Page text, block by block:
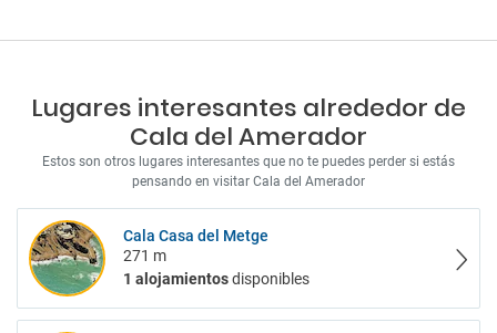
Lugares interesantes alrededor de
Cala del Amerador
Estos son otros lugares interesantes que no te puedes perder si estás
pensando en visitar Cala del Amerador
Cala Casa del Metge
271 m
1 alojamientosdisponibles